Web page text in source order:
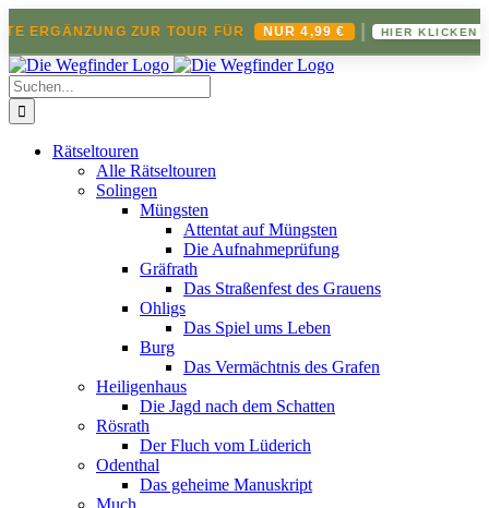
ERGÄNZUNG ZUR TOUR FÜR NUR 4,99 € | HIER KLICKEN ➔
Zum
Inhalt
springen
Suche
nach:
Rätseltouren
Alle Rätseltouren
Solingen
Müngsten
Attentat auf Müngsten
Die Aufnahmeprüfung
Gräfrath
Das Straßenfest des Grauens
Ohligs
Das Spiel ums Leben
Burg
Das Vermächtnis des Grafen
Heiligenhaus
Die Jagd nach dem Schatten
Rösrath
Der Fluch vom Lüderich
Odenthal
Das geheime Manuskript
Much